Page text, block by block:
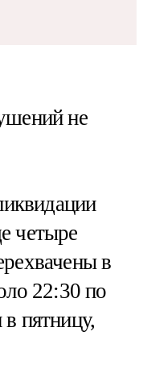
не
четыре
в
22:30 по
пятницу,